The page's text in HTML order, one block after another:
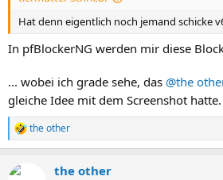
Hat denn eigentlich noch jemand schicke
In pfBlockerNG werden mir diese
... wobei ich grade sehe, das @the
gleiche Idee mit dem Screenshot hatte.
R
e
k
the other
the other